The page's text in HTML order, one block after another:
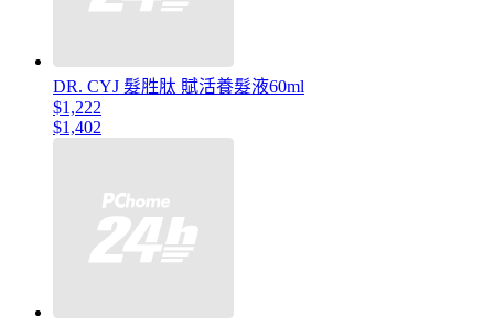
DR. CYJ 髮胜肽 賦活養髮液60ml
$1,222
$1,402